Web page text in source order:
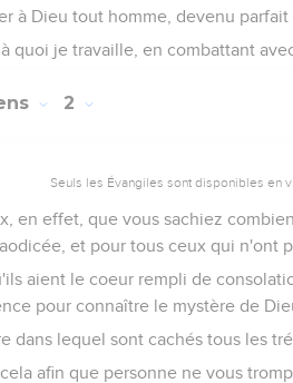
à Dieu tout homme, devenu parfait
quoi je travaille, en combattant
2
Seuls les Évangiles sont disponibles en
en effet, que vous sachiez
et pour tous ceux qui n'ont
aient le coeur rempli de
pour connaître le mystère de
dans lequel sont cachés tous les
afin que personne ne vous